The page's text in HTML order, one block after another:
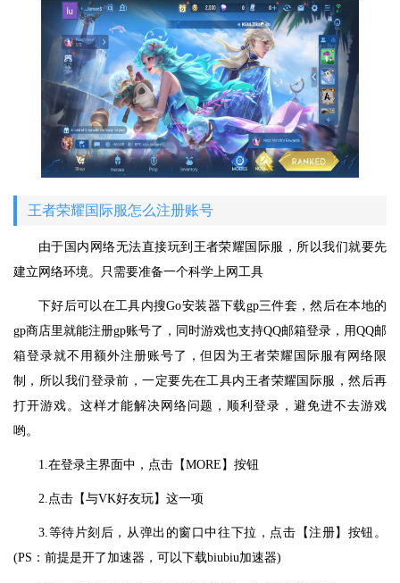
王者荣耀国际服怎么注册账号
由于国内网络无法直接玩到王者荣耀国际服，所以我们就要先
建立网络环境。只需要准备一个科学上网工具
下好后可以在工具内搜Go安装器下载gp三件套，然后在本地的
gp商店里就能注册gp账号了，同时游戏也支持QQ邮箱登录，用QQ邮
箱登录就不用额外注册账号了，但因为王者荣耀国际服有网络限
制，所以我们登录前，一定要先在工具内王者荣耀国际服，然后再
打开游戏。这样才能解决网络问题，顺利登录，避免进不去游戏
哟。
1.在登录主界面中，点击【MORE】按钮
2.点击【与VK好友玩】这一项
3.等待片刻后，从弹出的窗口中往下拉，点击【注册】按钮。
(PS：前提是开了加速器，可以下载biubiu加速器)